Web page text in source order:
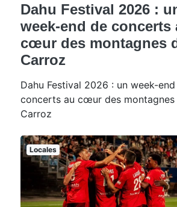
Dahu Festival 2026 :
week-end de concerts
cœur des montagnes
Carroz
Dahu Festival 2026 : un week-
concerts au cœur des montagnes
Carroz
Locales